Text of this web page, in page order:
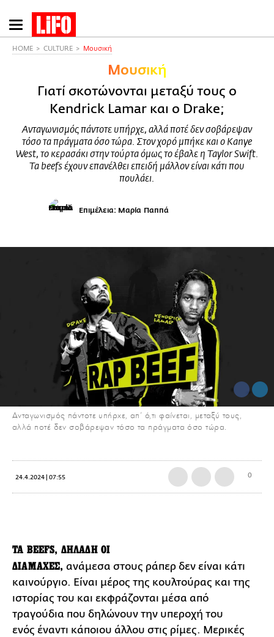
Παράκαμψη
προς
HOME CULTURE Μουσική
Μουσική
Γιατί σκοτώνονται μεταξύ τους ο
Kendrick Lamar και ο Drake;
Ανταγωνισμός πάντοτε υπήρχε, αλλά ποτέ δεν σοβάρεψαν
τόσο τα πράγματα όσο τώρα. Στον χορό μπήκε και ο Kanye
West, το κερασάκι στην τούρτα όμως το έβαλε η Taylor Swift.
Τα beefs έχουν επανέλθει επειδή μάλλον είναι κάτι που
πουλάει.
Επιμέλεια: Μαρία Παππά
Ανταγωνισμός πάντοτε υπήρχε, απ’ ό,τι φαίνεται, μεταξύ τους,
αλλά ποτέ δεν σοβάρεψαν τόσο τα πράγματα όσο τώρα.
24.4.2024 | 07:55 0
ΤΑ BEEFS, ΔΗΛΑΔΗ ΟΙ
ΔΙΑΜΑΧΕΣ, ανάμεσα στους ράπερ δεν είναι κάτι
καινούργιο. Είναι μέρος της κουλτούρας και της
ιστορίας του και εκφράζονται μέσα από
τραγούδια που δηλώνουν την υπεροχή του
ενός έναντι κάποιου άλλου στις ρίμες. Μερικές